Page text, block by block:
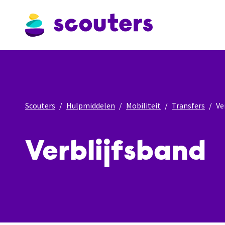
Scouters Hulpmiddelen Mobiliteit Transfers
Verblijfsband